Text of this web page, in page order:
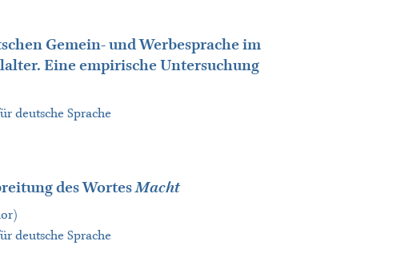
Gemein- und Werbesprache im
Eine empirische Untersuchung
deutsche Sprache
des WortesMacht
deutsche Sprache